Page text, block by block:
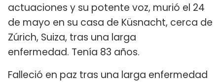
actuaciones y su potente voz, murió el 24
de mayo en su casa de Küsnacht, cerca de
Zúrich, Suiza, tras una larga
enfermedad. Tenía 83 años.
Falleció en paz tras una larga enfermedad